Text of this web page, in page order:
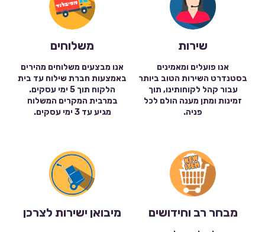
שירות
אנו פועלים ומאמינים
בסטנדרט השירות הטוב ביותר
עבור קהל לקוחותינו, תוך
זמינות ומתן מענה הולם לכל
פניה.
משלוחים
אנו מבצעים משלוחים מהירים
באמצעות חברת שילוח עד בית
הלקוח תוך 5 ימי עסקים.
במרבית המקרים המשלוח
מגיע עד 3 ימי עסקים.
מבחר רב וחידושים מיבואן ישירות לצרכן